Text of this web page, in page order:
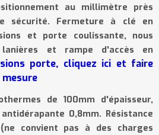
au millimètre près
sécurité. Fermeture à clé en
et porte coulissante, nous
et rampe d'accès en
porte, cliquez ici et faire
mesure
de 100mm d'épaisseur,
0,8mm. Résistance
(ne convient pas à des charges